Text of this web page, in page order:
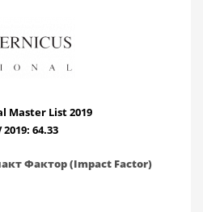
Master List 2019
2019: 64.33
Фактор (Impact Factor)